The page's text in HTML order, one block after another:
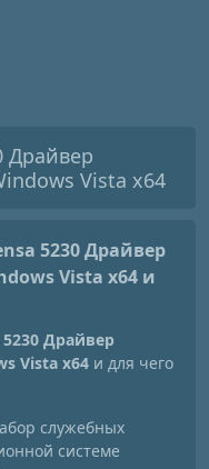
Драйвер
Vista x64
5230 Драйвер
Vista x64 и
Драйвер
Vista x64 и для чего
служебных
системе